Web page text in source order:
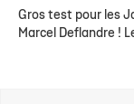
Gros test pour les
Marcel Deflandre !